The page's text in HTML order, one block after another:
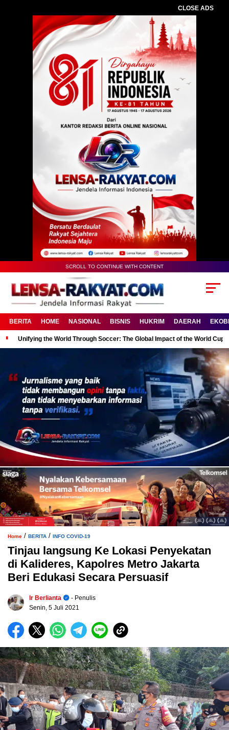
CLOSE ADS
SCROLL TO CONTINUE WITH CONTENT
BERITA HOME NASIONAL BISNIS HUKRIM DAERAH
Unifying the World Through Soccer: The Global Impact of the World Cup
Home / BERITA / INFO COVID-19
Tinjau langsung Ke Lokasi Penyekatan
di Kalideres, Kapolres Metro Jakarta
Beri Edukasi Secara Persuasif
Ir Berlianta
- Penulis
Senin, 5 Juli 2021